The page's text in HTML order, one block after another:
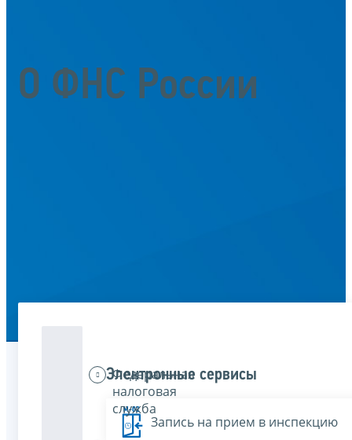
О ФНС России
Федеральная
налоговая
служба
Электронные сервисы
Запись на прием в инспекцию